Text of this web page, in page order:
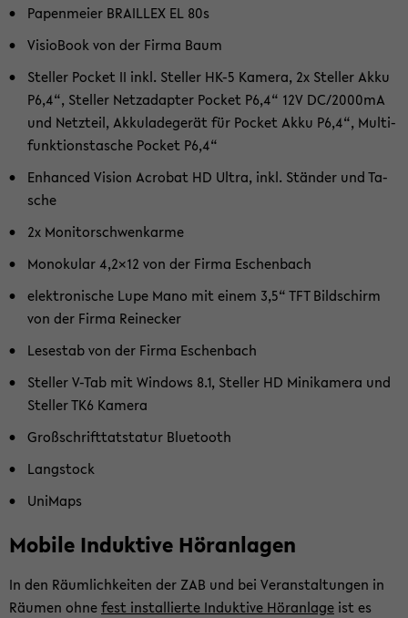
Pa­pen­mei­er BRAILLEX EL 80s
Vi­si­o­Book von der Firma Baum
Stel­ler Po­cket II inkl. Stel­ler HK-5 Ka­me­ra, 2x Stel­ler Akku
P6,4“, Stel­ler Netz­ad­ap­ter Po­cket P6,4“ 12V DC/2000mA
und Netz­teil, Ak­ku­la­de­ge­rät für Po­cket Akku P6,4“, Mul­ti­
funk­ti­ons­ta­sche Po­cket P6,4“
En­han­ced Vi­si­on Acro­bat HD Ultra, inkl. Stän­der und Ta­
sche
2x Mo­ni­tor­schwenk­ar­me
Mo­no­ku­lar 4,2x12 von der Firma Eschen­bach
elek­tro­ni­sche Lupe Mano mit einem 3,5“ TFT Bild­schirm
von der Firma Rei­ne­cker
Le­se­stab von der Firma Eschen­bach
Stel­ler V-Tab mit Win­dows 8.1, Stel­ler HD Mi­ni­ka­me­ra und
Stel­ler TK6 Ka­me­ra
Groß­schrift­tat­sta­tur Blue­tooth
Langstock
Uni­Maps
Mo­bi­le In­duk­ti­ve Hör­an­la­gen
In den Räum­lich­kei­ten der ZAB und bei Ver­an­stal­tun­gen in
Räu­men ohnefest in­stal­lier­te In­duk­ti­ve Hör­an­la­ge ist es